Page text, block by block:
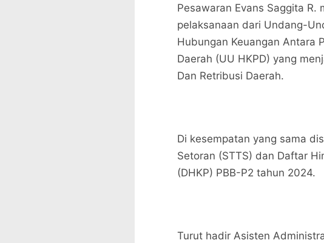
Pesawaran Evans Saggita
pelaksanaan dari Undang-
Hubungan Keuangan Antara
Daerah (UU HKPD) yang
Dan Retribusi Daerah.
Di kesempatan yang sama
Setoran (STTS) dan Daftar
(DHKP) PBB-P2 tahun 2024.
Turut hadir Asisten